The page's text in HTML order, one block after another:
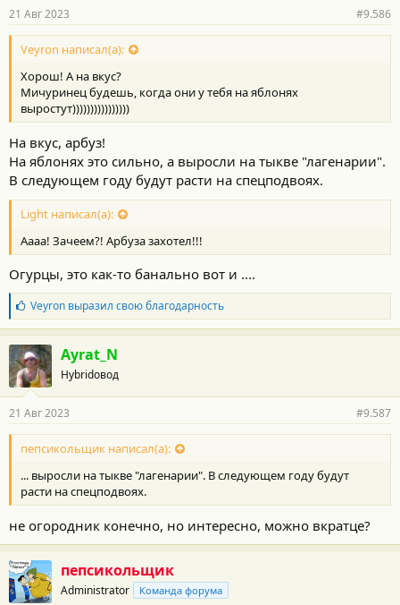
н
о
с
и
:
21 Авг 2023 #9.586
Veyron написал(а):
Хорош! А на вкус?
Мичуринец будешь, когда они у тебя на яблонях
выростут))))))))))))))))
На вкус, арбуз!
На яблонях это сильно, а выросли на тыкве "лагенарии".
В следующем году будут расти на спецподвоях.
Light написал(а):
Аааа! Зачеем?! Арбуза захотел!!!
Огурцы, это как-то банально вот и ....
Б
л
а
г
о
д
а
н
о
с
и
:
Veyronвыразил свою благодарность
Ayrat_N
Hybridовод
21 Авг 2023 #9.587
пепсикольщик написал(а):
... выросли на тыкве "лагенарии". В следующем году будут
расти на спецподвоях.
не огородник конечно, но интересно, можно вкратце?
пепсикольщик
Administrator Команда форума